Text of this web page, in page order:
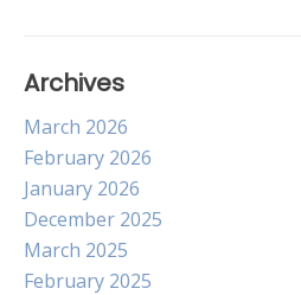
Archives
March 2026
February 2026
January 2026
December 2025
March 2025
February 2025